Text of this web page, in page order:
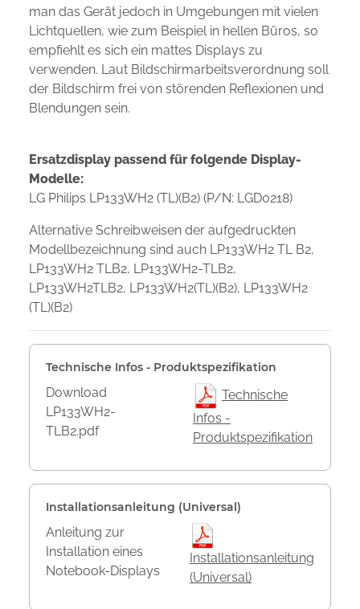
man das Gerät jedoch in Umgebungen mit vielen
Lichtquellen, wie zum Beispiel in hellen Büros, so
empfiehlt es sich ein mattes Displays zu
verwenden. Laut Bildschirmarbeitsverordnung soll
der Bildschirm frei von störenden Reflexionen und
Blendungen sein.
Ersatzdisplay passend für folgende Display-
Modelle:
LG Philips LP133WH2 (TL)(B2) (P/N: LGD0218)
Alternative Schreibweisen der aufgedruckten
Modellbezeichnung sind auch LP133WH2 TL B2,
LP133WH2 TLB2, LP133WH2-TLB2,
LP133WH2TLB2, LP133WH2(TL)(B2), LP133WH2
(TL)(B2)
Technische Infos - Produktspezifikation
Download
LP133WH2-
TLB2.pdf
Technische
Infos -
Produktspezifikation
Installationsanleitung (Universal)
Anleitung zur
Installation eines
Notebook-Displays
Installationsanleitung
(Universal)